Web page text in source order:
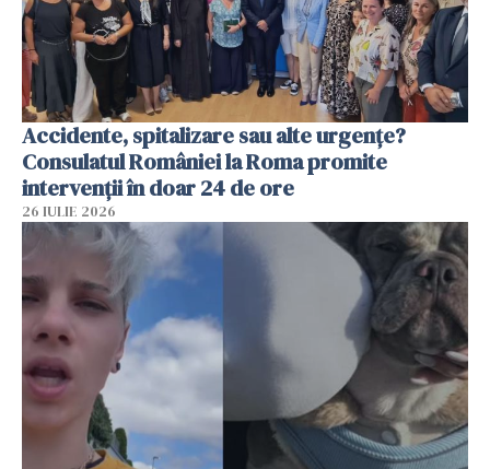
Accidente, spitalizare sau alte urgențe?
Consulatul României la Roma promite
intervenții în doar 24 de ore
26 IULIE 2026